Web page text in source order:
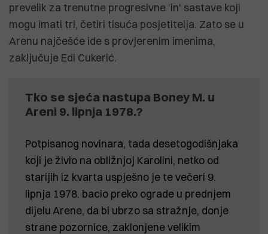
prevelik za trenutne progresivne 'in' sastave koji
mogu imati tri, četiri tisuća posjetitelja. Zato se u
Arenu najčešće ide s provjerenim imenima,
zaključuje Edi Cukerić.
Tko se sjeća nastupa Boney M. u
Areni 9. lipnja 1978.?
Potpisanog novinara, tada desetogodišnjaka
koji je živio na obližnjoj Karolini, netko od
starijih iz kvarta uspješno je te večeri 9.
lipnja 1978. bacio preko ograde u prednjem
dijelu Arene, da bi ubrzo sa stražnje, donje
strane pozornice, zaklonjene velikim